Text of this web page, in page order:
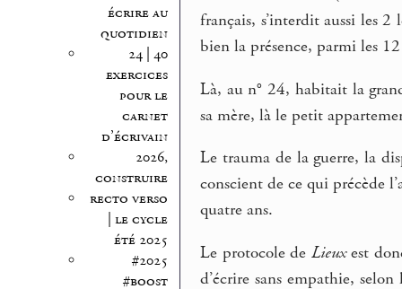
écrire au
quotidien
24 | 40
exercices
pour le
carnet
d’écrivain
2026,
construire
recto verso
| le cycle
été 2025
#2025
#boost
français, s’interdit aussi les
bien la présence, parmi les
Là, au n° 24, habitait la
sa mère, là le petit
Le trauma de la guerre, la
conscient de ce qui précède
quatre ans.
Le protocole de Lieuxest
d’écrire sans empathie,